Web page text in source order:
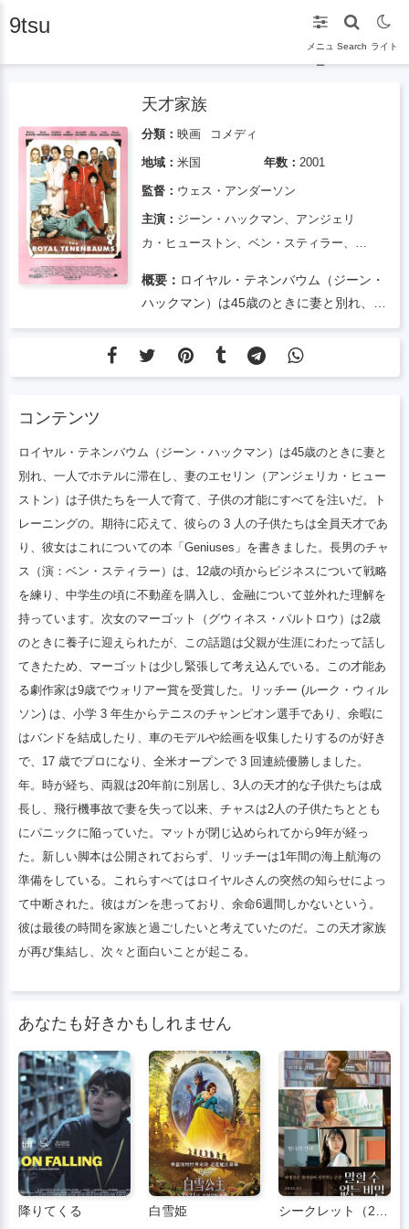
9tsu
メニュ
ー
Search ライト
天才家族
分類： 映画 コメディ
地域： 米国 年数： 2001
監督： ウェス・アンダーソン
主演： ジーン・ハックマン、アンジェリ
カ・ヒューストン、ベン・スティラー、グ
ン、オーウェン・ウィルソン、ビル・マー
レイ、ダニー・グローヴァー
概要： ロイヤル・テネンバウム（ジーン・
ハックマン）は45歳のときに妻と別れ、一
人でホテルに滞在し、妻のエセリン（アン
ジェリカ・ヒューストン）は子供たちを一
た。長男のチャス（演：ベン・スティラ
ー）は、12歳の頃からビジネスについて戦
略を練り、中学生の頃に不動産を購入し、
金融について並外れた理解を持っていま
す。次女のマーゴット（グウィネス・パル
トロウ演じる）は2歳のときに養子に迎え
られた。
コンテンツ
ロイヤル・テネンバウム（ジーン・ハックマン）は45歳のときに妻と
別れ、一人でホテルに滞在し、妻のエセリン（アンジェリカ・ヒュー
ストン）は子供たちを一人で育て、子供の才能にすべてを注いだ。ト
レーニングの。期待に応えて、彼らの 3 人の子供たちは全員天才であ
り、彼女はこれについての本「Geniuses」を書きました。長男のチャ
ス（演：ベン・スティラー）は、12歳の頃からビジネスについて戦略
を練り、中学生の頃に不動産を購入し、金融について並外れた理解を
持っています。次女のマーゴット（グウィネス・パルトロウ）は2歳
のときに養子に迎えられたが、この話題は父親が生涯にわたって話し
てきたため、マーゴットは少し緊張して考え込んでいる。この才能あ
る劇作家は9歳でウォリアー賞を受賞した。リッチー (ルーク・ウィル
ソン) は、小学 3 年生からテニスのチャンピオン選手であり、余暇に
はバンドを結成したり、車のモデルや絵画を収集したりするのが好き
で、17 歳でプロになり、全米オープンで 3 回連続優勝しました。
年。時が経ち、両親は20年前に別居し、3人の天才的な子供たちは成
長し、飛行機事故で妻を失って以来、チャスは2人の子供たちととも
にパニックに陥っていた。マットが閉じ込められてから9年が経っ
た。新しい脚本は公開されておらず、リッチーは1年間の海上航海の
準備をしている。これらすべてはロイヤルさんの突然の知らせによっ
て中断された。彼はガンを患っており、余命6週間しかないという。
彼は最後の時間を家族と過ごしたいと考えていたのだ。この天才家族
が再び集結し、次々と面白いことが起こる。
あなたも好きかもしれません
降りてくる 白雪姫 シークレット（2025）